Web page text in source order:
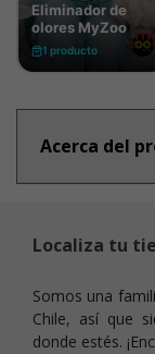
Acerca del
Localiza tu
Somos una
Chile, así que
donde estés.